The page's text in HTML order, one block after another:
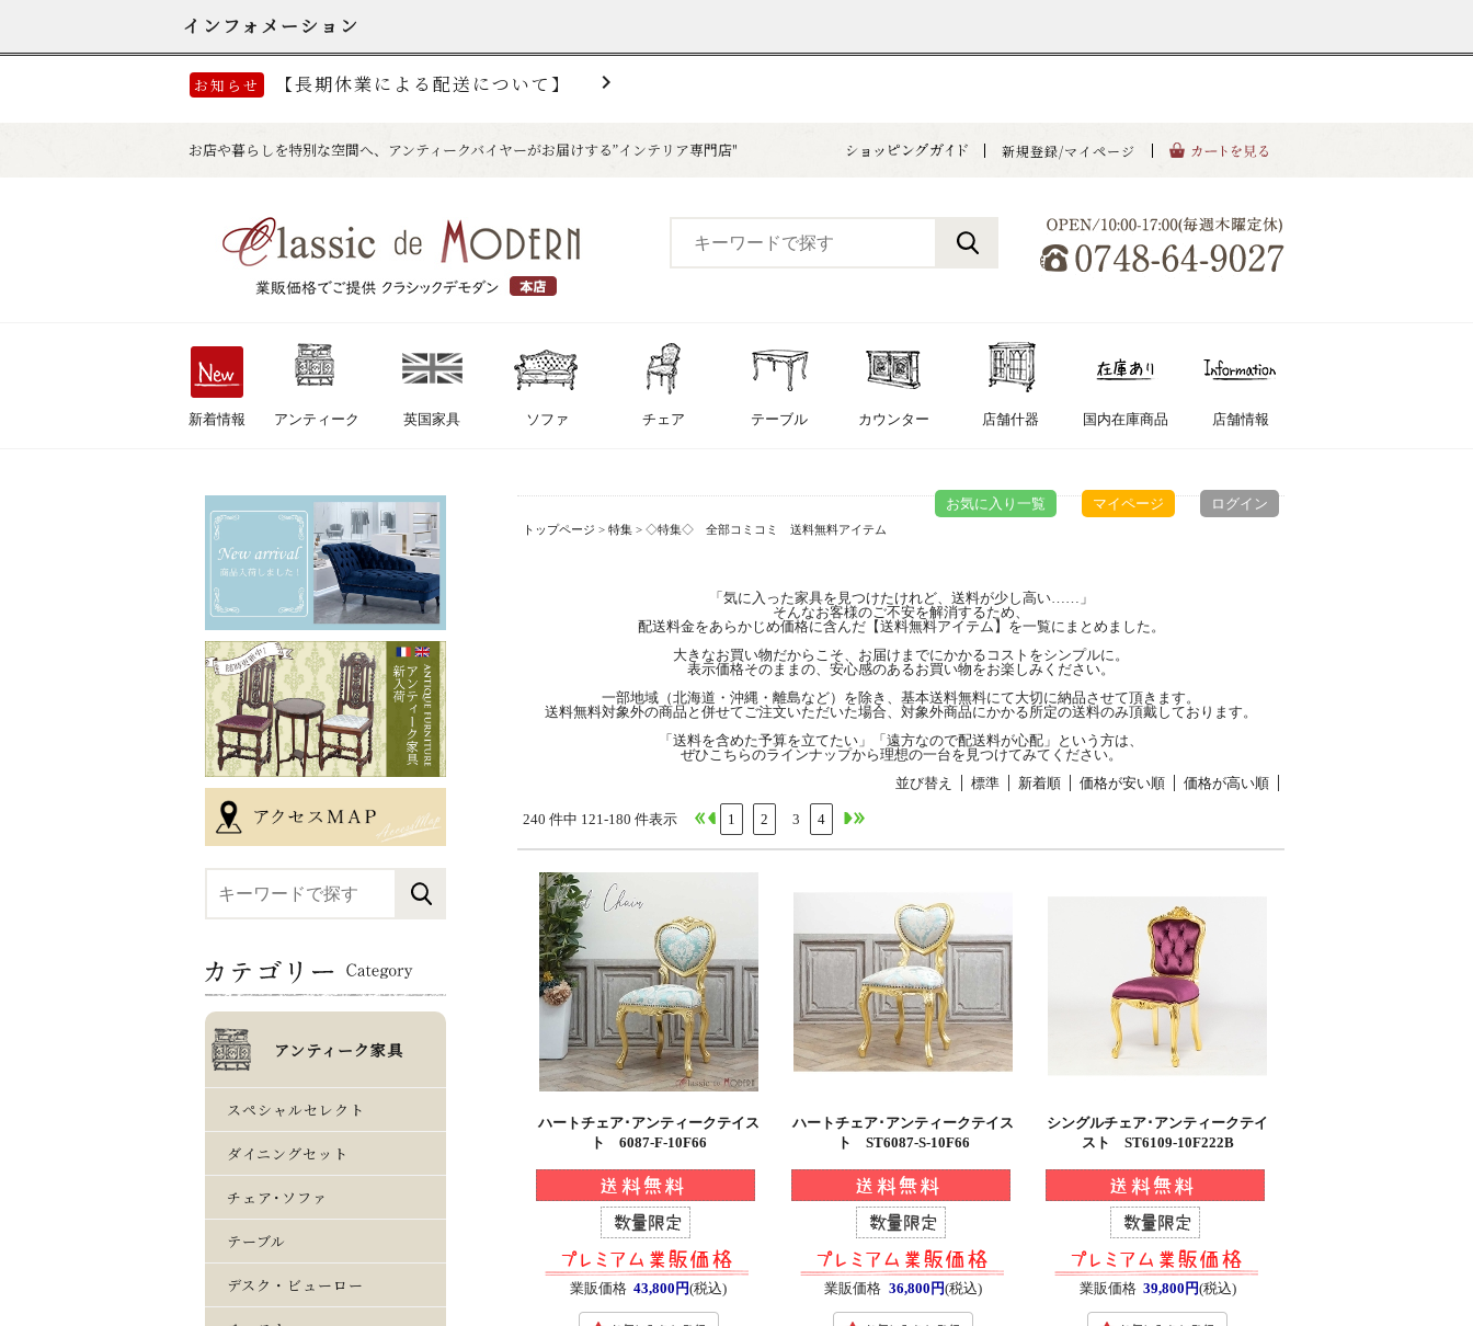
お気に入り一覧 マイページ ログイン
トップページ > 特集 > ◇特集◇ 全部コミコミ 送料無料アイテム
「気に入った家具を見つけたけれど、送料が少し高い……」
そんなお客様のご不安を解消するため、
配送料金をあらかじめ価格に含んだ【送料無料アイテム】を一覧にまとめました。
大きなお買い物だからこそ、お届けまでにかかるコストをシンプルに。
表示価格そのままの、安心感のあるお買い物をお楽しみください。
一部地域（北海道・沖縄・離島など）を除き、基本送料無料にて大切に納品させて頂きます。
送料無料対象外の商品と併せてご注文いただいた場合、対象外商品にかかる所定の送料のみ頂戴しております。
「送料を含めた予算を立てたい」「遠方なので配送料が心配」という方は、
ぜひこちらのラインナップから理想の一台を見つけてみてください。
並び替え
標準 新着順 価格が安い順 価格が高い順
240 件中 121-180 件表示 1 2 3 4
ハートチェア･アンティークテイス
ト 6087-F-10F66
業販価格 43,800円(税込)
ハートチェア･アンティークテイス
ト ST6087-S-10F66
業販価格 36,800円(税込)
シングルチェア･アンティークテイ
スト ST6109-10F222B
業販価格 39,800円(税込)